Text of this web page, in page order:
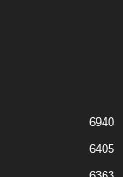
6940
6405